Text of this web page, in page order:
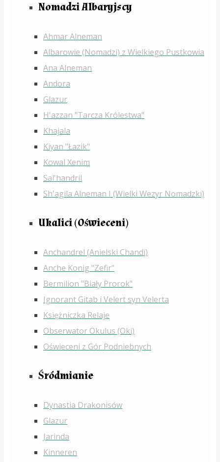
Nomadzi Albaryjscy
Ahmar Alneman
Albarowie (Nomadzi) z Wielkiego Pustkowia
Ana Alneman
Andora
Glazur
H'azzan "Tarcza Królestwa"
Khajala
Kiyan "Łazik"
Kowal Xenim
Sal'handril
Sh'agila Alneman I (Wielki Wezyr Nomadzki)
Ukalici (Oświeceni)
Anchandrel (Anielski Chandi)
Anche Konig "Zefir"
Bermilion "Biały Prorok"
Ignorant Gitab i Velert syn Velerta
Księżniczka Relaje
Obserwator Okulus (Oki)
Oświeceni z Gór Podniebnych
Śródmianie
Dynastia Drakonisów
Glazur
Jarinda
Kinneren